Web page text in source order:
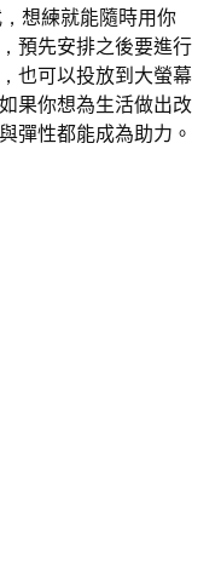
想練就能隨時用你
預先安排之後要進行
也可以投放到大螢幕
果你想為生活做出改
彈性都能成為助力。